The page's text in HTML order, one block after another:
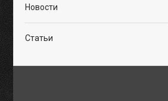
Новости
Статьи